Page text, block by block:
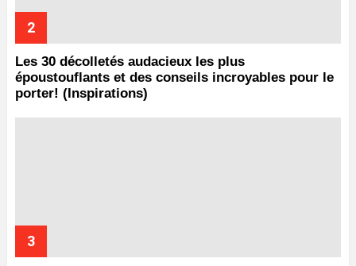
Les 30 décolletés audacieux les plus
époustouflants et des conseils incroyables pour le
porter! (Inspirations)